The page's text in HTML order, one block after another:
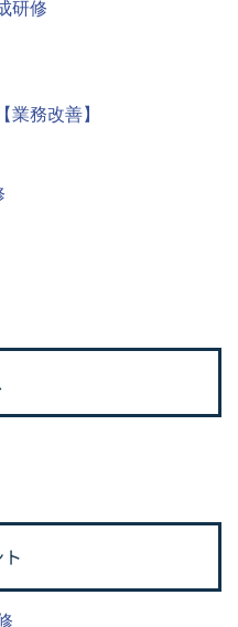
研修
務改善】